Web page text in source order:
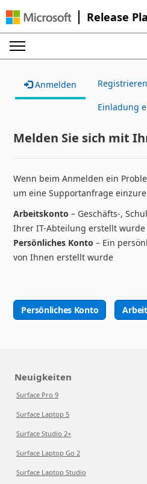
Release
Anmelden Registrieren
Einladung
Melden Sie sich mit
Wenn beim Anmelden ein
um eine Supportanfrage
Arbeitskonto – Geschäfts-,
Ihrer IT-Abteilung erstellt wurde
Persönliches Konto – Ein
von Ihnen erstellt wurde
Persönliches Konto
Neuigkeiten
Surface Pro 9
Surface Laptop 5
Surface Studio 2+
Surface Laptop Go 2
Surface Laptop Studio